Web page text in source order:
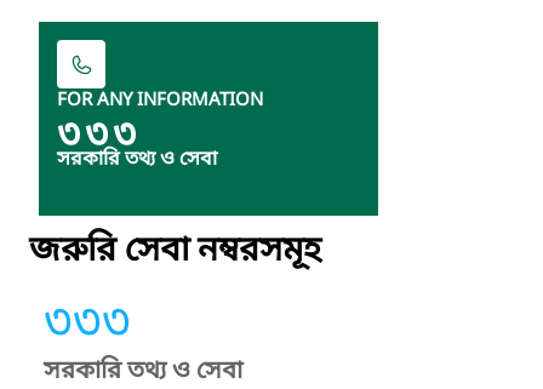
FOR ANY INFORMATION
৩৩৩
সরকারি তথ্য ও সেবা
জরুরি সেবা নম্বরসমূহ
৩৩৩
সরকারি তথ্য ও সেবা